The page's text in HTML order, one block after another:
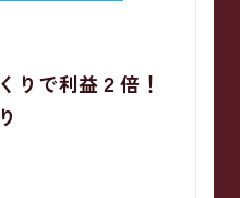
りで利益２倍！